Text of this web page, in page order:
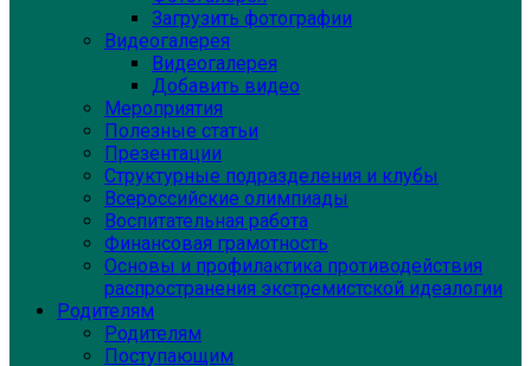
Загрузить фотографии
Видеогалерея
Видеогалерея
Добавить видео
Мероприятия
Полезные статьи
Презентации
Структурные подразделения и клубы
Всероссийские олимпиады
Воспитательная работа
Финансовая грамотность
Основы и профилактика противодействия
распространения экстремистской идеалогии
Родителям
Родителям
Поступающим